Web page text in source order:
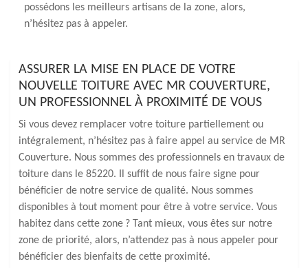
possédons les meilleurs artisans de la zone, alors,
n’hésitez pas à appeler.
ASSURER LA MISE EN PLACE DE VOTRE
NOUVELLE TOITURE AVEC MR COUVERTURE,
UN PROFESSIONNEL À PROXIMITÉ DE VOUS
Si vous devez remplacer votre toiture partiellement ou
intégralement, n’hésitez pas à faire appel au service de MR
Couverture. Nous sommes des professionnels en travaux de
toiture dans le 85220. Il suffit de nous faire signe pour
bénéficier de notre service de qualité. Nous sommes
disponibles à tout moment pour être à votre service. Vous
habitez dans cette zone ? Tant mieux, vous êtes sur notre
zone de priorité, alors, n’attendez pas à nous appeler pour
bénéficier des bienfaits de cette proximité.